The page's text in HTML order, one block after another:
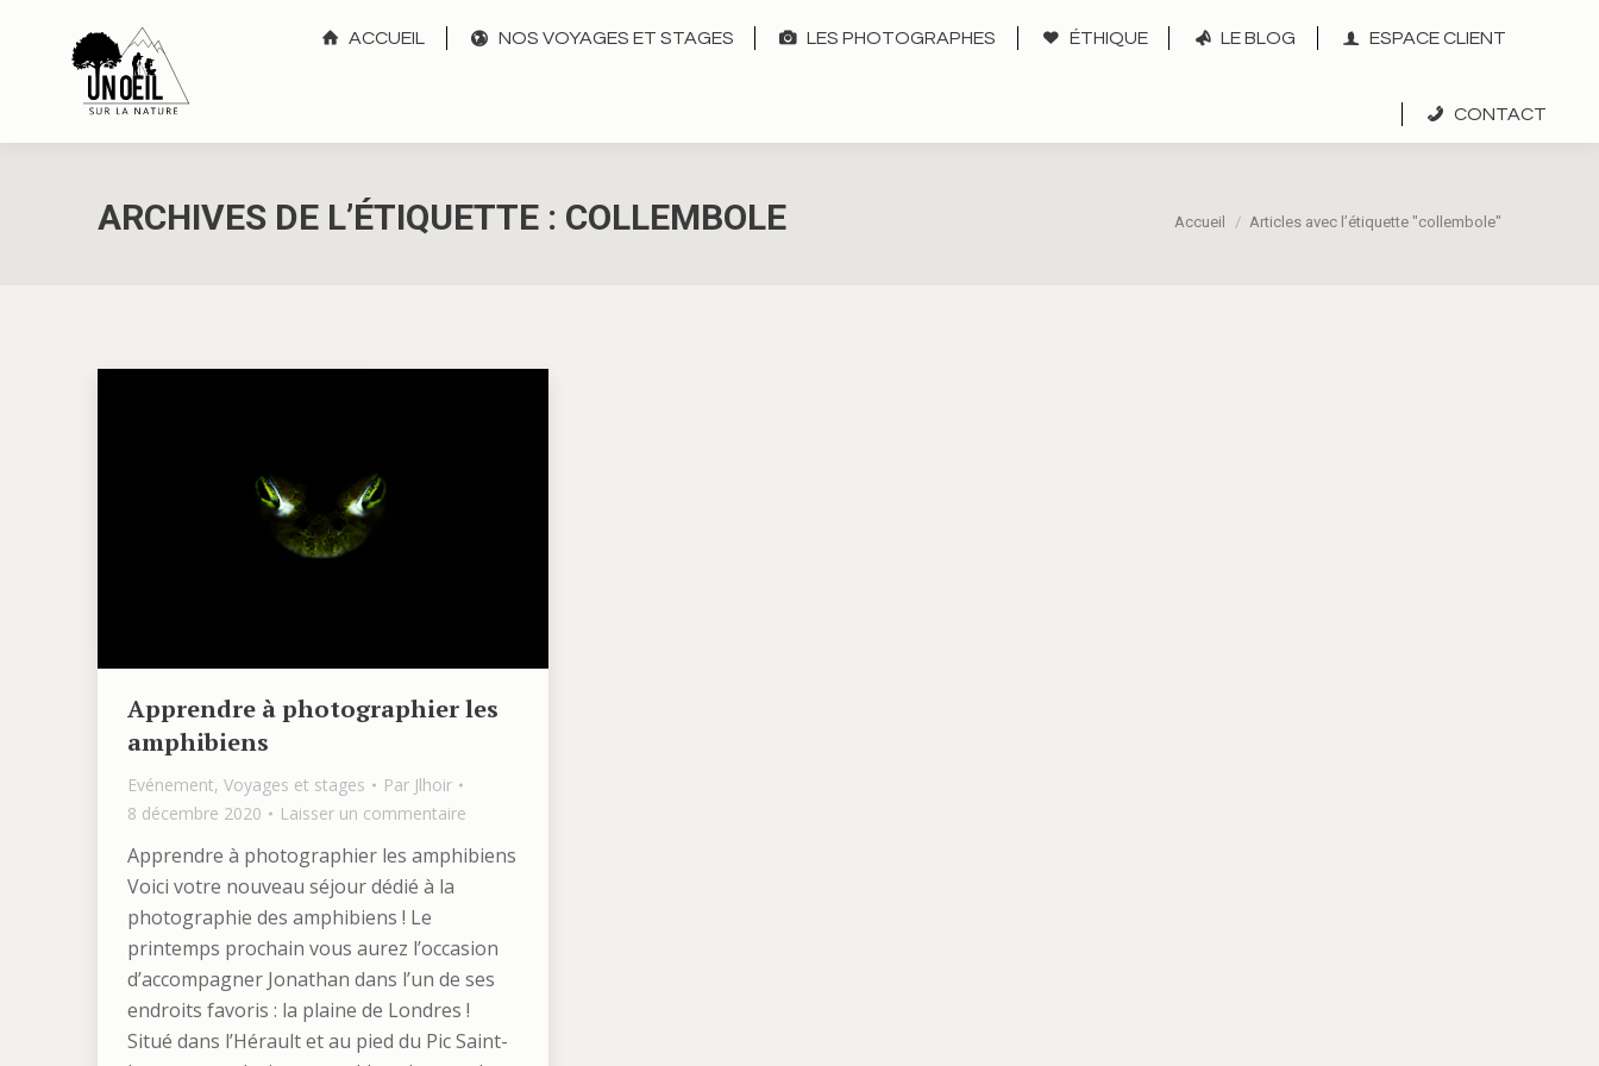
ACCUEIL NOS VOYAGES ET STAGES LES PHOTOGRAPHES ÉTHIQUE LE BLOG ESPACE CLIENT
CONTACT
ARCHIVES DE L’ÉTIQUETTE : COLLEMBOLE Vous êtes ici :
Accueil Articles avec l’étiquette "collembole"
Apprendre à photographier les
amphibiens
Evénement, Voyages et stages Par Jlhoir
8 décembre 2020
Laisser un commentaire
Apprendre à photographier les amphibiens
Voici votre nouveau séjour dédié à la
photographie des amphibiens ! Le
printemps prochain vous aurez l’occasion
d’accompagner Jonathan dans l’un de ses
endroits favoris : la plaine de Londres !
Situé dans l’Hérault et au pied du Pic Saint-